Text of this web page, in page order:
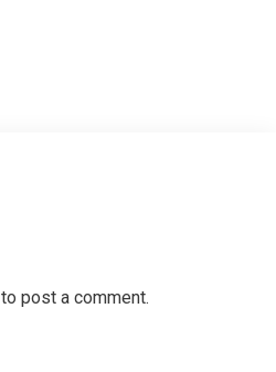
to post a comment.